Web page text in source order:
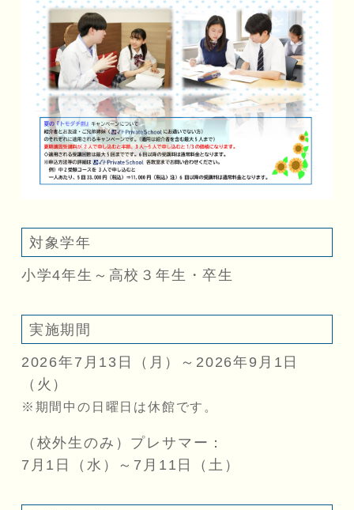
対象学年
小学4年生～高校３年生・卒生
実施期間
2026年7月13日（月）～2026年9月1日
（火）
期間中の日曜日は休館です。
（校外生のみ）プレサマー：
7月1日（水）～7月11日（土）